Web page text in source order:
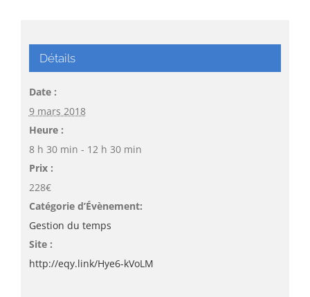
Détails
Date :
9 mars 2018
Heure :
8 h 30 min - 12 h 30 min
Prix :
228€
Catégorie d’Évènement:
Gestion du temps
Site :
http://eqy.link/Hye6-kVoLM